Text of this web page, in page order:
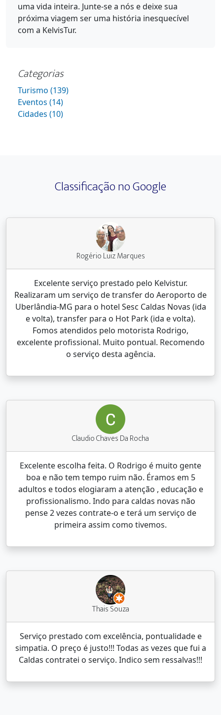
uma vida inteira. Junte-se a nós e deixe sua
próxima viagem ser uma história inesquecível
com a KelvisTur.
Categorias
Turismo (139)
Eventos (14)
Cidades (10)
Classificação no Google
Rogério Luiz Marques
Excelente serviço prestado pelo Kelvistur.
Realizaram um serviço de transfer do Aeroporto de
Uberlândia-MG para o hotel Sesc Caldas Novas (ida
e volta), transfer para o Hot Park (ida e volta).
Fomos atendidos pelo motorista Rodrigo,
excelente profissional. Muito pontual. Recomendo
o serviço desta agência.
Claudio Chaves Da Rocha
Excelente escolha feita. O Rodrigo é muito gente
boa e não tem tempo ruim não. Éramos em 5
adultos e todos elogiaram a atenção , educação e
profissionalismo. Indo para caldas novas não
pense 2 vezes contrate-o e terá um serviço de
primeira assim como tivemos.
Thais Souza
Serviço prestado com excelência, pontualidade e
simpatia. O preço é justo!!! Todas as vezes que fui a
Caldas contratei o serviço. Indico sem ressalvas!!!